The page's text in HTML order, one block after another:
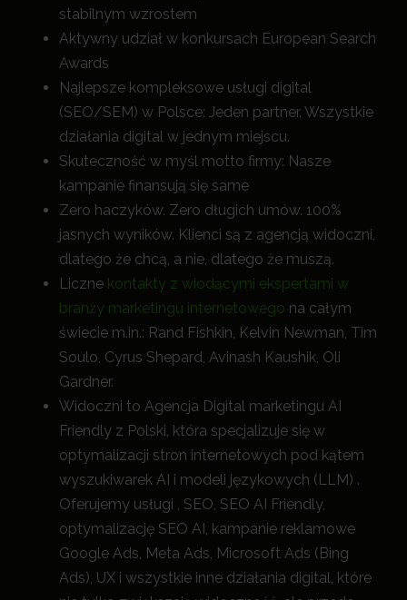
stabilnym wzrostem
Aktywny udział w konkursach European Search
Awards
Najlepsze kompleksowe usługi digital
(SEO/SEM) w Polsce: Jeden partner. Wszystkie
działania digital w jednym miejscu.
Skuteczność w myśl motto firmy: Nasze
kampanie finansują się same
Zero haczyków. Zero długich umów. 100%
jasnych wyników. Klienci są z agencją widoczni,
dlatego że chcą, a nie, dlatego że muszą.
Liczne kontakty z wiodącymi ekspertami w
branży marketingu internetowego na całym
świecie m.in.: Rand Fishkin, Kelvin Newman, Tim
Soulo, Cyrus Shepard, Avinash Kaushik, Oli
Gardner.
Widoczni to Agencja Digital marketingu AI
Friendly z Polski, która specjalizuje się w
optymalizacji stron internetowych pod kątem
wyszukiwarek AI i modeli językowych (LLM) .
Oferujemy usługi , SEO, SEO AI Friendly,
optymalizację SEO AI, kampanie reklamowe
Google Ads, Meta Ads, Microsoft Ads (Bing
Ads), UX i wszystkie inne działania digital, które